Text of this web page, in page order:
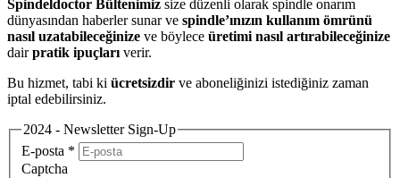
Spindeldoctor Bültenimiz size düzenli olarak spindle onarım
dünyasından haberler sunar ve spindle’ınızın kullanım ömrünü
nasıl uzatabileceğinize ve böylece üretimi nasıl artırabileceğinize
dairpratik ipuçları verir.
Bu hizmet, tabi ki ücretsizdir ve aboneliğinizi istediğiniz zaman
iptal edebilirsiniz.
2024 - Newsletter Sign-Up
E-posta *
Captcha